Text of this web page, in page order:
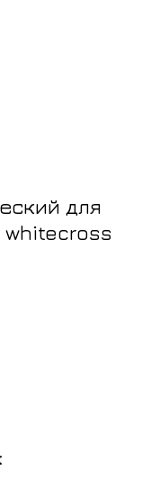
для
whitecross